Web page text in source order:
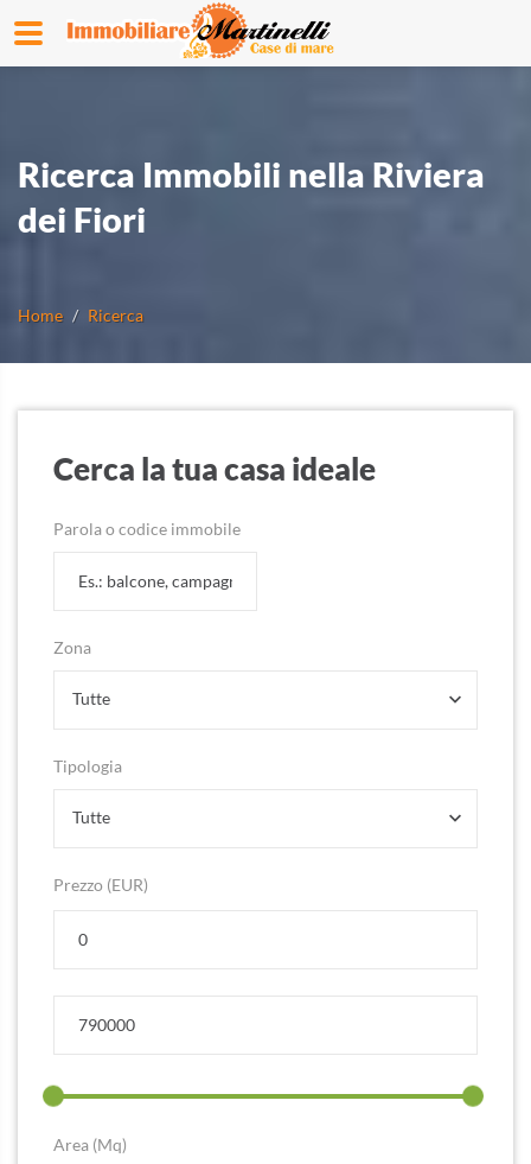
Ricerca Immobili nella Riviera
dei Fiori
Home Ricerca
Cerca la tua casa ideale
Parola o codice immobile
Zona
Tutte
Tipologia
Tutte
Prezzo (EUR)
Area (Mq)